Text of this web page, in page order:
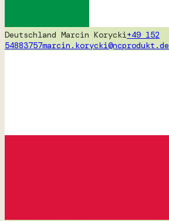
Deutschland Marcin Korycki+49 152
54883757marcin.korycki@ncprodukt.de